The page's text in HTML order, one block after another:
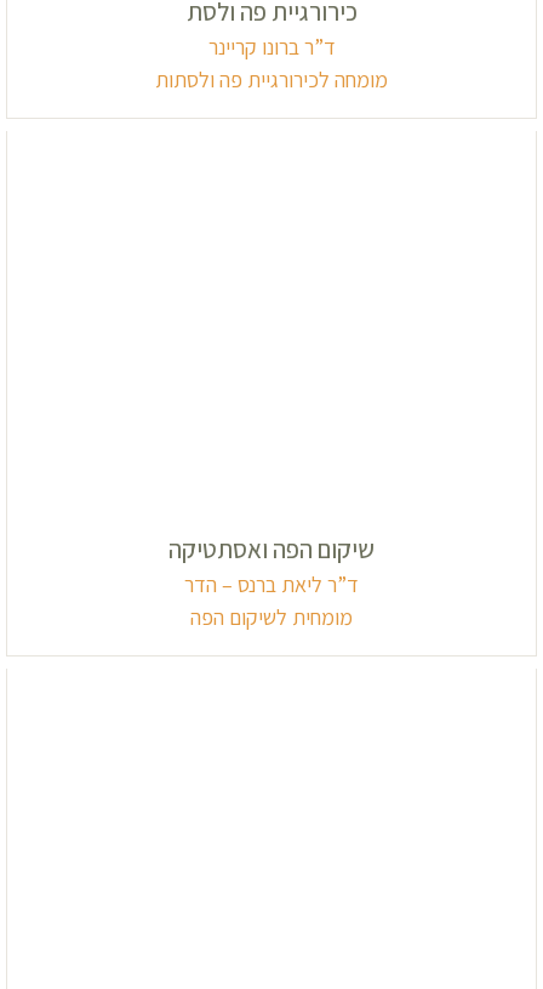
כירורגיית פה ולסת
ד”ר ברונו קריינר
מומחה לכירורגיית פה ולסתות
שיקום הפה ואסתטיקה
ד”ר ליאת ברנס – הדר
מומחית לשיקום הפה